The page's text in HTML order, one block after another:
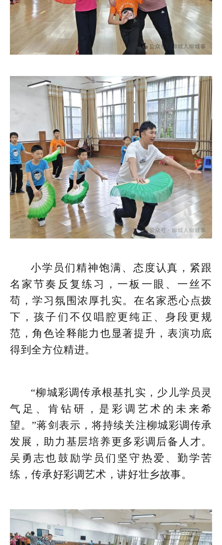
小学员们精神饱满、态度认真，紧跟
名家节奏反复练习，一板一眼、一丝不
苟，学习氛围浓厚扎实。在名家悉心点拨
下，孩子们不仅唱腔更纯正、身段更规
范，角色诠释能力也显著提升，表演功底
得到全方位精进。
“柳城彩调传承根基扎实，少儿学员灵
气足、肯钻研，是彩调艺术的未来希
望。”蒋剑表示，将持续关注柳城彩调传承
发展，助力基层培养更多彩调后备人才。
吴勇志也鼓励学员们坚守热爱、勤学苦
练，传承好彩调艺术，讲好壮乡故事。